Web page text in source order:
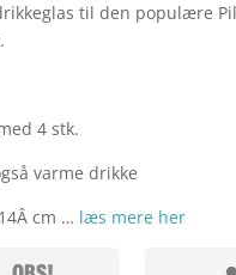
til den populære
4 stk.
varme drikke
cm … læs mere her